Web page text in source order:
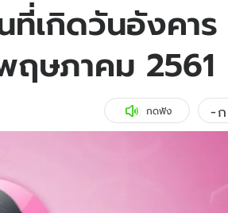
วัยรุ่น
ไอที
สุขภาพ
เที่ยว-กิน
ที่เกิดวันอังคาร
ฤษภาคม 2561
กดฟัง -ก